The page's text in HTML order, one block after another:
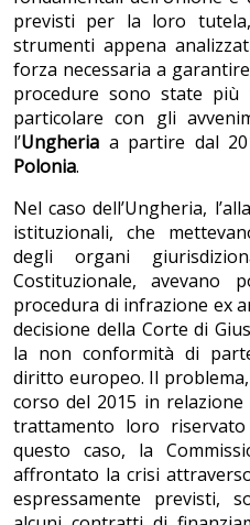
previsti per la loro
strumenti appena
forza necessaria a
procedure sono state
particolare con gli
l’Ungheria a partire dal
Polonia.
Nel caso dell’Ungheria,
istituzionali, che
degli organi
Costituzionale, avevano
procedura di infrazione ex
decisione della Corte di
la non conformità di
diritto europeo. Il
corso del 2015 in
trattamento loro
questo caso, la
affrontato la crisi
espressamente previsti,